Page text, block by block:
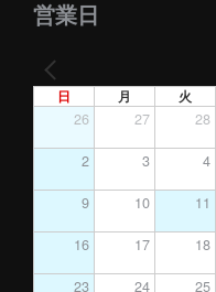
営業日
日 月 火
26 27 28
2 3 4
9 10 11
16 17 18
23 24 25